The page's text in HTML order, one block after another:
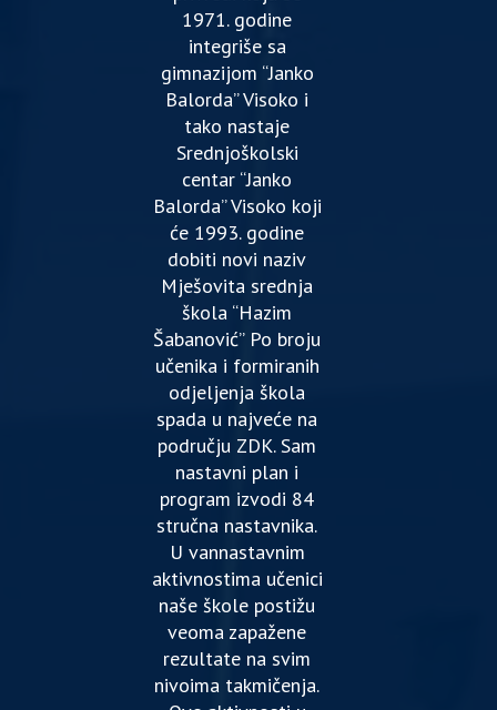
1971. godine
integriše sa
gimnazijom “Janko
Balorda” Visoko i
tako nastaje
Srednjoškolski
centar “Janko
Balorda” Visoko koji
će 1993. godine
dobiti novi naziv
Mješovita srednja
škola “Hazim
Šabanović” Po broju
učenika i formiranih
odjeljenja škola
spada u najveće na
području ZDK. Sam
nastavni plan i
program izvodi 84
stručna nastavnika.
U vannastavnim
aktivnostima učenici
naše škole postižu
veoma zapažene
rezultate na svim
nivoima takmičenja.